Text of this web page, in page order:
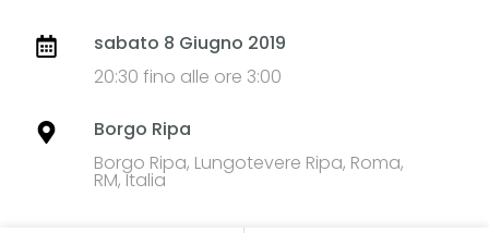
sabato 8 Giugno 2019
20:30 fino alle ore 3:00
Borgo Ripa
Borgo Ripa, Lungotevere Ripa, Roma,
RM, Italia